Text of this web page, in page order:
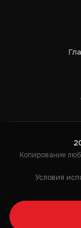
Копирование
Условия